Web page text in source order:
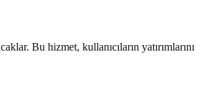
Bu hizmet, kullanıcıların yatırımlarını